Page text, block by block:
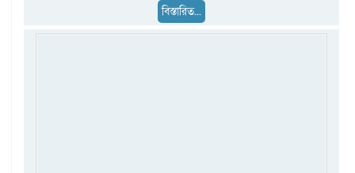
বিস্তারিত...